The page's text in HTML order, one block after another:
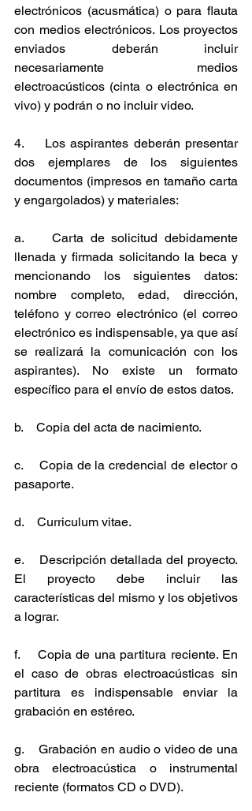
electrónicos (acusmática) o para flauta
con medios electrónicos. Los proyectos
enviados deberán incluir
necesariamente medios
electroacústicos (cinta o electrónica en
vivo) y podrán o no incluir video.
4.    Los aspirantes deberán presentar
dos ejemplares de los siguientes
documentos (impresos en tamaño carta
y engargolados) y materiales:
a.    Carta de solicitud debidamente
llenada y firmada solicitando la beca y
mencionando los siguientes datos:
nombre completo, edad, dirección,
teléfono y correo electrónico (el correo
electrónico es indispensable, ya que así
se realizará la comunicación con los
aspirantes). No existe un formato
específico para el envío de estos datos.
b.    Copia del acta de nacimiento.
c.    Copia de la credencial de elector o
pasaporte.
d.    Curriculum vitae.
e.    Descripción detallada del proyecto.
El proyecto debe incluir las
características del mismo y los objetivos
a lograr.
f.    Copia de una partitura reciente. En
el caso de obras electroacústicas sin
partitura es indispensable enviar la
grabación en estéreo.
g.    Grabación en audio o video de una
obra electroacústica o instrumental
reciente (formatos CD o DVD).